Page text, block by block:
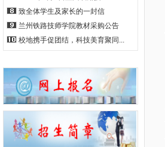
致全体学生及家长的一封信
兰州铁路技师学院教材采购公告
校地携手促团结，科技美育聚同...